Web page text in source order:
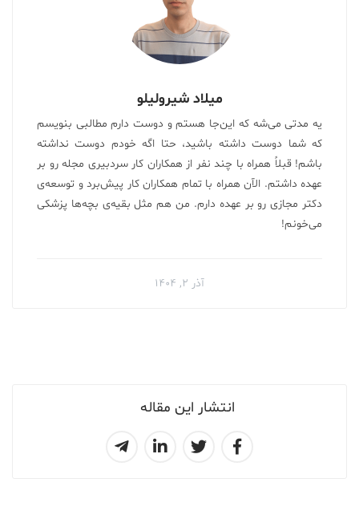
انتشار این مقاله
میلاد شیرولیلو
یه مدتی می‌شه که این‌جا هستم و دوست دارم مطالبی بنویسم
که شما دوست داشته باشید، حتا اگه خودم دوست نداشته
باشم! قبلاً همراه با چند نفر از همکاران کار سردبیری مجله رو بر
عهده داشتم. الآن همراه با تمام همکاران کار پیش‌برد و توسعه‌ی
دکتر مجازی رو بر عهده دارم. من هم مثل بقیه‌ی بچه‌ها پزشکی
می‌خونم!
آذر ۲, ۱۴۰۴